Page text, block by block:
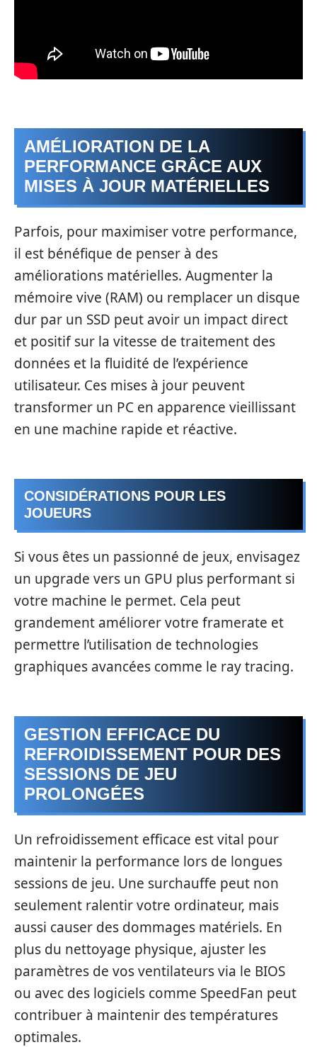
AMÉLIORATION DE LA
PERFORMANCE GRÂCE AUX
MISES À JOUR MATÉRIELLES
Parfois, pour maximiser votre performance,
il est bénéfique de penser à des
améliorations matérielles. Augmenter la
mémoire vive (RAM) ou remplacer un disque
dur par un SSD peut avoir un impact direct
et positif sur la vitesse de traitement des
données et la fluidité de l’expérience
utilisateur. Ces mises à jour peuvent
transformer un PC en apparence vieillissant
en une machine rapide et réactive.
CONSIDÉRATIONS POUR LES
JOUEURS
Si vous êtes un passionné de jeux, envisagez
un upgrade vers un GPU plus performant si
votre machine le permet. Cela peut
grandement améliorer votre framerate et
permettre l’utilisation de technologies
graphiques avancées comme le ray tracing.
GESTION EFFICACE DU
REFROIDISSEMENT POUR DES
SESSIONS DE JEU
PROLONGÉES
Un refroidissement efficace est vital pour
maintenir la performance lors de longues
sessions de jeu. Une surchauffe peut non
seulement ralentir votre ordinateur, mais
aussi causer des dommages matériels. En
plus du nettoyage physique, ajuster les
paramètres de vos ventilateurs via le BIOS
ou avec des logiciels comme SpeedFan peut
contribuer à maintenir des températures
optimales.